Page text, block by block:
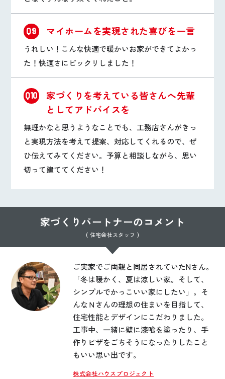
Q9 マイホームを実現された喜びを一言
うれしい！こんな快適で暖かいお家ができてよかっ
た！快適さにビックリしました！
Q10
家づくりを考えている皆さんへ先輩
としてアドバイスを
無理かなと思うようなことでも、工務店さんがきっ
と実現方法を考えて提案、対応してくれるので、ぜ
ひ伝えてみてください。予算と相談しながら、思い
切って建ててください！
家づくりパートナーのコメント
( 住宅会社スタッフ )
ご実家でご両親と同居されていたNさん。
「冬は暖かく、夏は涼しい家。そして、
シンプルでかっこいい家にしたい」。そ
んなＮさんの理想の住まいを目指して、
住宅性能とデザインにこだわりました。
工事中、一緒に壁に漆喰を塗ったり、手
作りピザをごちそうになったりしたこと
もいい思い出です。
株式会社ハウスプロジェクト